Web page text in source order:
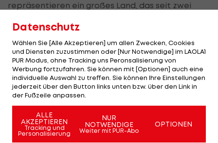
repräsentieren ein großes Land, das seit zwei
haben unsere Fans enttäuscht", sagte Rebrov
über seine Stars. Einer davon ist Dovbyk, der gar
keine Ausreden suchen wollte. "Du musst dir die
Ergebnisse am Platz erkämpfen, nicht am Papier.
Wir haben noch zwei Spiele, können unsere
Situation noch verbessern."
Großer Respekt vor Slowakei
Datenschutz
Wählen Sie [Alle Akzeptieren] um allen Zwecken, Cookies
und Diensten zuzustimmen oder [Nur Notwendige] im LAOLA1
PUR Modus, ohne Tracking uns Peronsalisierung von
Werbung fortzufahren. Sie können mit [Optionen] auch eine
individuelle Auswahl zu treffen. Sie können Ihre Einstellungen
jederzeit über den Button links unten bzw. über den Link in
der Fußzeile anpassen.
ALLE
AKZEPTIEREN
Tracking und
Personalisierung
NUR
NOTWENDIGE
Weiter mit PUR-Abo
OPTIONEN